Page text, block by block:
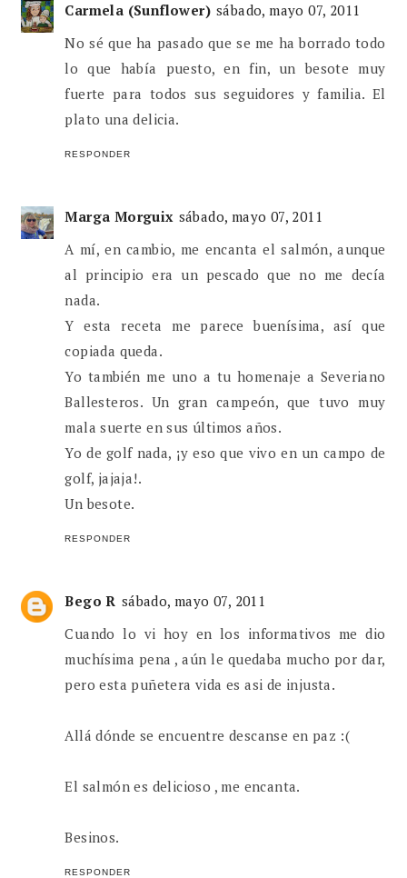
Carmela (Sunflower) sábado, mayo 07, 2011
No sé que ha pasado que se me ha borrado todo
lo que había puesto, en fin, un besote muy
fuerte para todos sus seguidores y familia. El
plato una delicia.
RESPONDER
Marga Morguix sábado, mayo 07, 2011
A mí, en cambio, me encanta el salmón, aunque
al principio era un pescado que no me decía
nada.
Y esta receta me parece buenísima, así que
copiada queda.
Yo también me uno a tu homenaje a Severiano
Ballesteros. Un gran campeón, que tuvo muy
mala suerte en sus últimos años.
Yo de golf nada, ¡y eso que vivo en un campo de
golf, jajaja!.
Un besote.
RESPONDER
Bego R sábado, mayo 07, 2011
Cuando lo vi hoy en los informativos me dio
muchísima pena , aún le quedaba mucho por dar,
pero esta puñetera vida es asi de injusta.
Allá dónde se encuentre descanse en paz :(
El salmón es delicioso , me encanta.
Besinos.
RESPONDER